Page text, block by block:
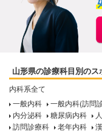
山形県の診療科目別の
内科系全て
一般内科
一般内科(訪問
内分泌科
糖尿病内科
訪問診療科
老年内科